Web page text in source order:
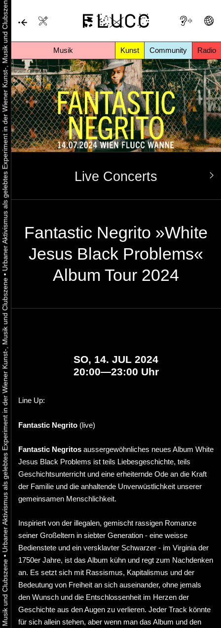
Musik Kunst Community Radio
•
Urbaner Aktivismus als gelebtes Experiment in der Wiener Kunst-, Musik und Clubszene
•
Urbaner Aktivismus als gelebtes Experiment in der Wiener Kunst-, Musik und Clubszene Live Concerts
Fantastic Negrito »White
Jesus Black Problems«
Album Tour 2024
SO, 14. JUL 2024
20:00—23:00 Uhr
Line Up:
Fantastic Negrito (live)
Fantastic Negritos aussergewöhnliches neues Album White
Jesus Black Problems ist teils Liebesgeschichte, teils
Geschichtsunterricht und eine erheiternde Ode an die Kraft
der Familie und die anhaltende Unverwüstlichkeit unserer
gemeinsamen Menschlichkeit.
Inspiriert von der illegalen, gemischt rassigen Romanze
seiner Großeltern in siebter Generation - eine weisse
Bedienstete und ein versklavter Schwarzer - im Virginia der
1750er Jahre, ist das Album kühn und regt zum Nachdenken
an. Es setzt sich mit Rassismus, Kapitalismus und der
Bedeutung von Freiheit an sich auseinander, ohne jemals
den Wunsch und die Entschlossenheit im Herzen der
Geschichte aus den Augen zu verlieren. Jeder Track könnte
für sich allein stehen, aber wenn man das Album und den